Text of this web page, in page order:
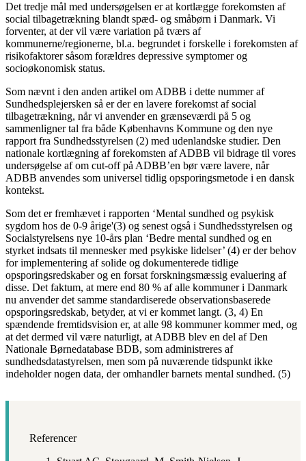
Det tredje mål med undersøgelsen er at kortlægge forekomsten af
social tilbagetrækning blandt spæd- og småbørn i Danmark. Vi
forventer, at der vil være variation på tværs af
kommunerne/regionerne, bl.a. begrundet i forskelle i forekomsten af
risikofaktorer såsom forældres depressive symptomer og
socioøkonomisk status.
Som nævnt i den anden artikel om ADBB i dette nummer af
Sundhedsplejersken så er der en lavere forekomst af social
tilbagetrækning, når vi anvender en grænseværdi på 5 og
sammenligner tal fra både Københavns Kommune og den nye
rapport fra Sundhedsstyrelsen (2) med udenlandske studier. Den
nationale kortlægning af forekomsten af ADBB vil bidrage til vores
undersøgelse af om cut-off på ADBB’en bør være lavere, når
ADBB anvendes som universel tidlig opsporingsmetode i en dansk
kontekst.
Som det er fremhævet i rapporten ‘Mental sundhed og psykisk
sygdom hos de 0-9 årige'(3) og senest også i Sundhedsstyrelsen og
Socialstyrelsens nye 10-års plan ‘Bedre mental sundhed og en
styrket indsats til mennesker med psykiske lidelser’ (4) er der behov
for implementering af solide og dokumenterede tidlige
opsporingsredskaber og en forsat forskningsmæssig evaluering af
disse. Det faktum, at mere end 80 % af alle kommuner i Danmark
nu anvender det samme standardiserede observationsbaserede
opsporingsredskab, betyder, at vi er kommet langt. (3, 4) En
spændende fremtidsvision er, at alle 98 kommuner kommer med, og
at det dermed vil være naturligt, at ADBB blev en del af Den
Nationale Børnedatabase BDB, som administreres af
sundhedsdatastyrelsen, men som på nuværende tidspunkt ikke
indeholder nogen data, der omhandler barnets mental sundhed. (5)
Referencer